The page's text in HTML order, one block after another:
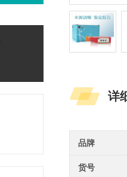
详
品牌
货号